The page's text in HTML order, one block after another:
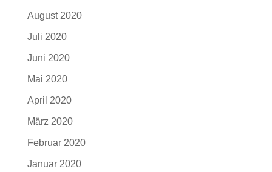
August 2020
Juli 2020
Juni 2020
Mai 2020
April 2020
März 2020
Februar 2020
Januar 2020